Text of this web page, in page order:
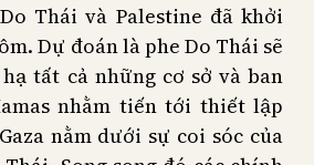
Thái và Palestine đã khởi
Dự đoán là phe Do Thái sẽ
tất cả những cơ sở và ban
nhằm tiến tới thiết lập
nằm dưới sự coi sóc của